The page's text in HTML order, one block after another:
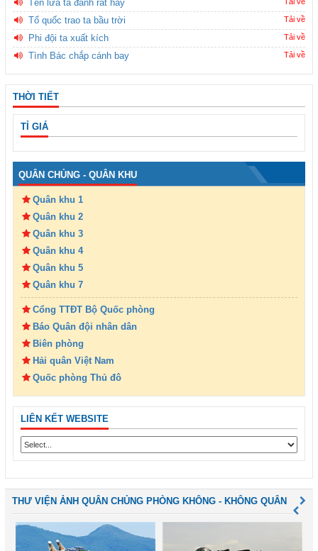
Tên lửa ta đánh rất hay
Tổ quốc trao ta bầu trời Tải về
Phi đội ta xuất kích Tải về
Tình Bác chắp cánh bay Tải về
THỜI TIẾT
TỈ GIÁ
QUÂN CHỦNG - QUÂN KHU
Quân khu 1
Quân khu 2
Quân khu 3
Quân khu 4
Quân khu 5
Quân khu 7
Cổng TTĐT Bộ Quốc phòng
Báo Quân đội nhân dân
Biên phòng
Hải quân Việt Nam
Quốc phòng Thủ đô
LIÊN KẾT WEBSITE
THƯ VIỆN ẢNH QUÂN CHỦNG PHÒNG KHÔNG - KHÔNG QUÂN